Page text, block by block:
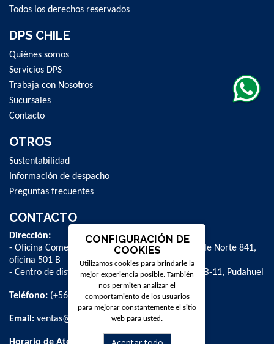
Todos los derechos reservados
DPS CHILE
Quiénes somos
Servicios DPS
Trabaja con Nosotros
Sucursales
Contacto
OTROS
Sustentabilidad
Información de despacho
Preguntas frecuentes
CONTACTO
Dirección:
- Oficina Comercial y administrativa: Avenida Valle Norte 841,
oficina 501 B
- Centro de distribución: La Farfana 500, bodega B-11, Pudahuel
Teléfono: (+56 2) 2 584 8900
Email: ventas@dpschile.cl
Horario de Atención:
CONFIGURACIÓN DE
COOKIES
Utilizamos cookies para brindarle la
mejor experiencia posible. También
nos permiten analizar el
comportamiento de los usuarios
para mejorar constantemente el sitio
web para usted.